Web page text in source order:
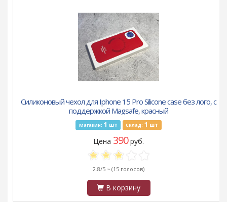
Силиконовый чехол для Iphone 15 Pro Silicone case без лого, с
поддержкой Magsafe, красный
Магазин: 1 шт Склад: 1 шт
Цена 390руб.
2.8/5 ~ (15 голосов)
В корзину